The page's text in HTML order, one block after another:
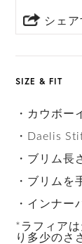
シェア
SIZE & FIT
・カウボー
・Daelis
・ブリム長
・ブリムを
・インナー
*ラフィア
り多少のさ